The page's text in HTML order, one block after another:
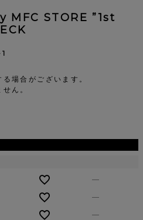
MFC STORE ”1st
場合がございます。
ん。
—
—
—